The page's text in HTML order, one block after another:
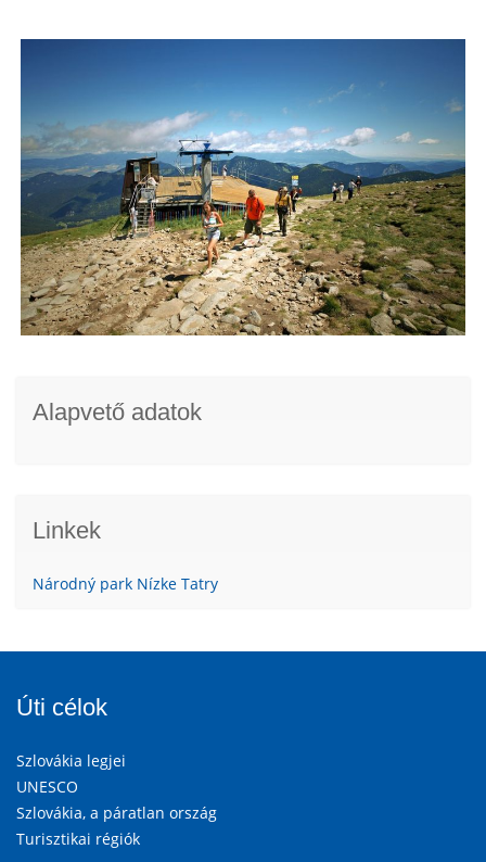
Alapvető adatok
Linkek
Národný park Nízke Tatry
Úti célok
Szlovákia legjei
UNESCO
Szlovákia, a páratlan ország
Turisztikai régiók